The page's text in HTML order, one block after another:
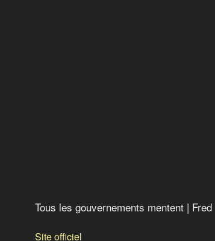
Tous les gouvernements mentent | Fred
Site officiel